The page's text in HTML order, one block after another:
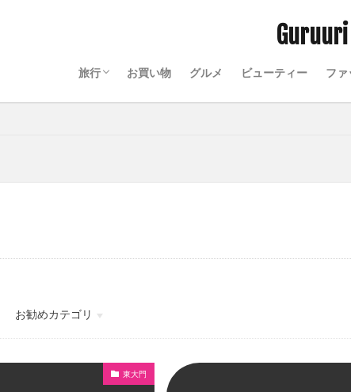
Guruuri
旅行
ソウル
お買い物 グルメ ビューティー ファ
お勧めカテゴリ
미분류
東大門